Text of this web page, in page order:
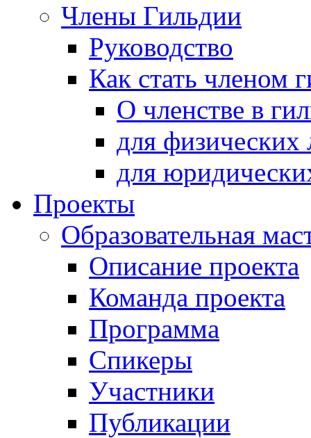
Члены Гильдии
Руководство
Как стать членом
О членстве в
для физических
для
Проекты
Образовательная
Описание проекта
Команда проекта
Программа
Спикеры
Участники
Публикации